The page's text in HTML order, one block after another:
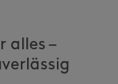
alles –